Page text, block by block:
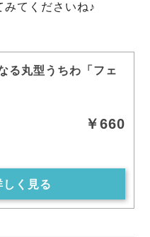
みてくださいね♪
る丸型うちわ「フェ
￥660
しく見る